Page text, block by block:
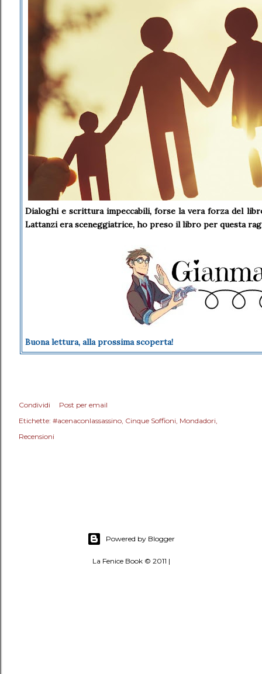
Dialoghi e scrittura impeccabili, forse la vera forza del
Lattanzi era sceneggiatrice, ho preso il libro per questa
Buona lettura, alla prossima scoperta!
Condividi
Post per email
Etichette: #acenaconlassassino Cinque Soffioni Mondadori
Recensioni
Powered by Blogger
La Fenice Book © 2011 |